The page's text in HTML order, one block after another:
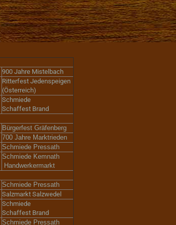
900 Jahre Mistelbach
Ritterfest Jedenspeigen
(Österreich)
Schmiede
Schaffest Brand
Bürgerfest Gräfenberg
700 Jahre Marktrieden
Schmiede Pressath
Schmiede Kemnath
Handwerkermarkt
Schmiede Pressath
Salzmarkt Salzwedel
Schmiede
Schaffest Brand
Schmiede Pressath